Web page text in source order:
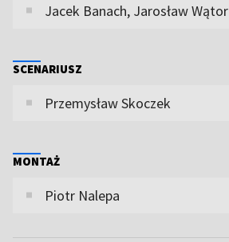
Jacek Banach, Jarosław Wątor
SCENARIUSZ
Przemysław Skoczek
MONTAŻ
Piotr Nalepa